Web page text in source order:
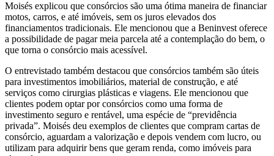
Moisés explicou que consórcios são uma ótima maneira de financiar
motos, carros, e até imóveis, sem os juros elevados dos
financiamentos tradicionais. Ele mencionou que a Beninvest oferece
a possibilidade de pagar meia parcela até a contemplação do bem, o
que torna o consórcio mais acessível.
O entrevistado também destacou que consórcios também são úteis
para investimentos imobiliários, material de construção, e até
serviços como cirurgias plásticas e viagens. Ele mencionou que
clientes podem optar por consórcios como uma forma de
investimento seguro e rentável, uma espécie de “previdência
privada”. Moisés deu exemplos de clientes que compram cartas de
consórcio, aguardam a valorização e depois vendem com lucro, ou
utilizam para adquirir bens que geram renda, como imóveis para